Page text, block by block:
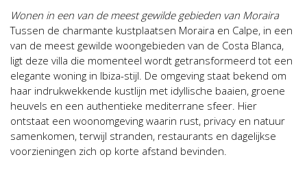
Wonen in een van de meest gewilde gebieden van Moraira
Tussen de charmante kustplaatsen Moraira en Calpe, in een
van de meest gewilde woongebieden van de Costa Blanca,
ligt deze villa die momenteel wordt getransformeerd tot een
elegante woning in Ibiza-stijl. De omgeving staat bekend om
haar indrukwekkende kustlijn met idyllische baaien, groene
heuvels en een authentieke mediterrane sfeer. Hier
ontstaat een woonomgeving waarin rust, privacy en natuur
samenkomen, terwijl stranden, restaurants en dagelijkse
voorzieningen zich op korte afstand bevinden.